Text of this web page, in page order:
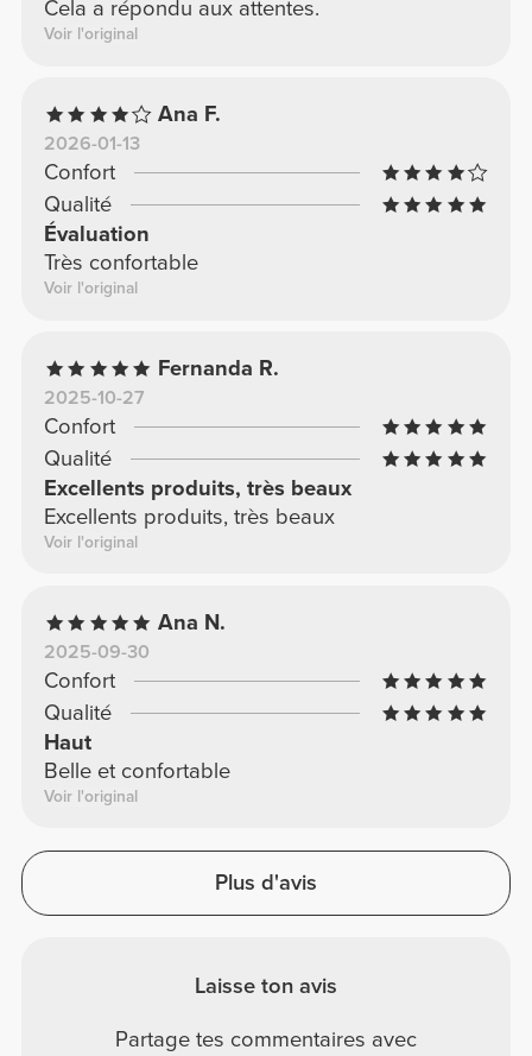
Cela a répondu aux attentes.
Voir l'original
Ana F.
2026-01-13
Confort
Qualité
Évaluation
Très confortable
Voir l'original
Fernanda R.
2025-10-27
Confort
Qualité
Excellents produits, très beaux
Excellents produits, très beaux
Voir l'original
Ana N.
2025-09-30
Confort
Qualité
Haut
Belle et confortable
Voir l'original
Plus d'avis
Laisse ton avis
Partage tes commentaires avec